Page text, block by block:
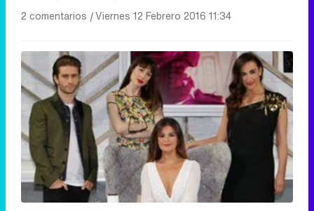
2 comentarios |Viernes 12 Febrero 2016 11:34